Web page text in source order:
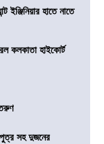
ইঞ্জিনিয়ার হাতে নাতে
কলকাতা হাইকোর্ট
পুত্র সহ দুজনের